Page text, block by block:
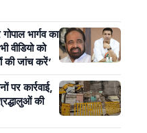
भार्गव का
वीडियो को
जांच करें’
पर कार्रवाई,
की